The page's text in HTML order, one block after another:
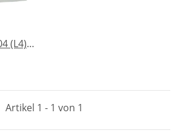
(L4) -
Artikel 1 - 1 von 1